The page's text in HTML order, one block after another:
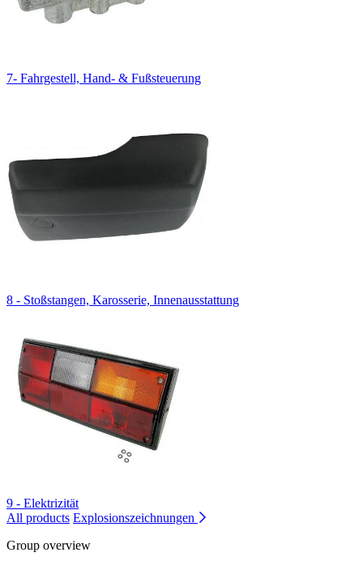
7- Fahrgestell, Hand- & Fußsteuerung
8 - Stoßstangen, Karosserie, Innenausstattung
9 - Elektrizität
All products Explosionszeichnungen
Group overview